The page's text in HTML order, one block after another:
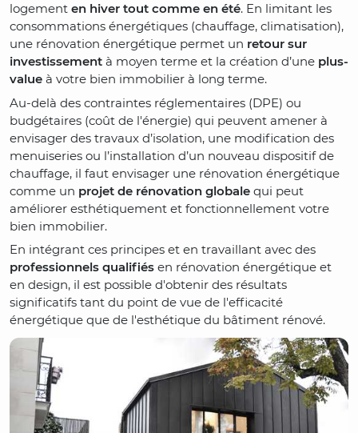
logement en hiver tout comme en été. En limitant les
consommations énergétiques (chauffage, climatisation),
une rénovation énergétique permet un retour sur
investissement à moyen terme et la création d’une plus-
value à votre bien immobilier à long terme.
Au-delà des contraintes réglementaires (DPE) ou
budgétaires (coût de l'énergie) qui peuvent amener à
envisager des travaux d’isolation, une modification des
menuiseries ou l’installation d’un nouveau dispositif de
chauffage, il faut envisager une rénovation énergétique
comme un projet de rénovation globale qui peut
améliorer esthétiquement et fonctionnellement votre
bien immobilier.
En intégrant ces principes et en travaillant avec des
professionnels qualifiés en rénovation énergétique et
en design, il est possible d'obtenir des résultats
significatifs tant du point de vue de l'efficacité
énergétique que de l'esthétique du bâtiment rénové.